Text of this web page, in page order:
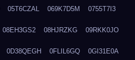
05T6CZAL 069K7D5M 0755T7I3
08EH3GS2 08HJRZKG 09RKK0JO
0D38QEGH 0FLIL6GQ 0GI31E0A